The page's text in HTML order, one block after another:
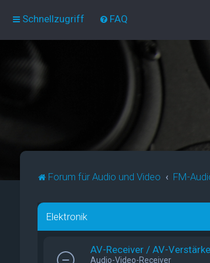
Schnellzugriff FAQ
Forum für Audio und Video FM-
Elektronik
AV-Receiver / AV-
Audio-Video-Receiver